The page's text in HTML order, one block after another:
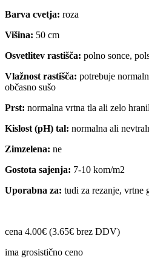
Barva cvetja: roza
Višina: 50 cm
Osvetlitev rastišča: polno sonce,
Vlažnost rastišča: potrebuje
občasno sušo
Prst: normalna vrtna tla ali zelo
Kislost (pH) tal: normalna ali
Zimzelena: ne
Gostota sajenja: 7-10 kom/m2
Uporabna za: tudi za rezanje, vrtne
cena 4.00€ (3.65€ brez DDV)
ima grosistično ceno